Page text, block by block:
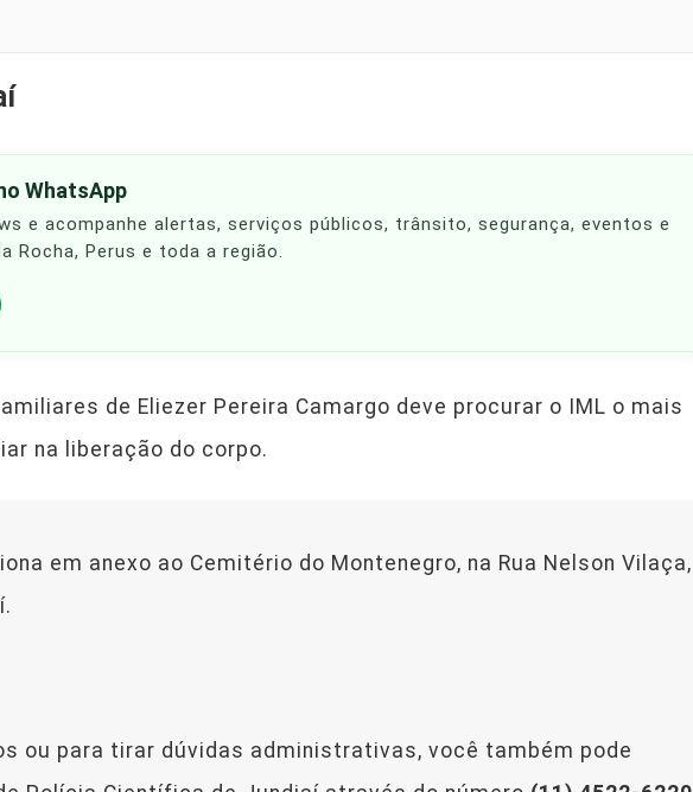
WhatsApp
e acompanhe alertas, serviços públicos, trânsito, segurança, eventos e
Rocha, Perus e toda a região.
de Eliezer Pereira Camargo deve procurar o IML o mais
na liberação do corpo.
em anexo ao Cemitério do Montenegro, na Rua Nelson Vilaça,
ou para tirar dúvidas administrativas, você também pode